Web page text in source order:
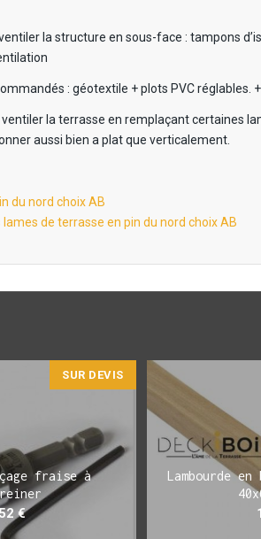
la structure en sous-face : tampons
: géotextile + plots PVC réglables.
la terrasse en remplaçant certaines
aussi bien a plat que verticalement.
du nord choix AB
de terrasse en pin du nord choix AB
SUR DEVIS
fraise à
€
Lambourde